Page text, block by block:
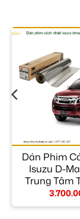
Dán Phim
Isuzu D-
Trung Tâm
Chính Hãng